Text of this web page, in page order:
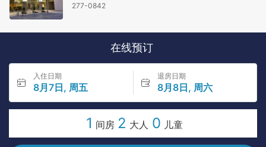
277-0842
在线预订
入住日期
8月7日, 周五
退房日期
8月8日, 周六
1 间房 2 大人 0 儿童